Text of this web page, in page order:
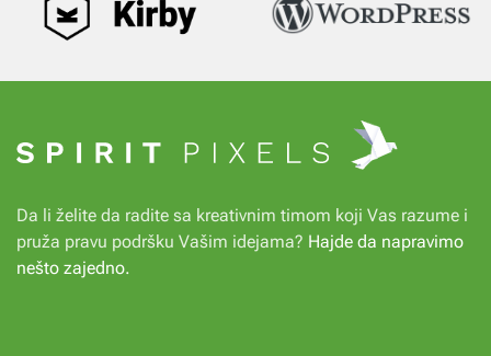
Da li želite da radite sa kreativnim timom koji Vas razume i
pruža pravu podršku Vašim idejama? Hajde da napravimo
nešto zajedno.